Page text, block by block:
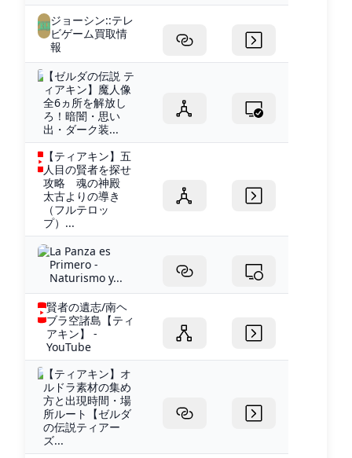
ジョーシン::テレ
ビゲーム買取情
報
【ゼルダの伝説 テ
ィアキン】魔人像
全6ヵ所を解放し
ろ！暗闇・思い
出・ダーク装...
【ティアキン】五
人目の賢者を探せ
攻略 魂の神殿
太古よりの導き
（フルテロッ
プ）...
La Panza es
Primero -
Naturismo y...
賢者の遺志/南ヘ
ブラ空諸島【ティ
アキン】 -
YouTube
【ティアキン】オ
ルドラ素材の集め
方と出現時間・場
所ルート【ゼルダ
の伝説ティアー
ズ...